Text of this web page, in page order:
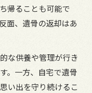
帰ることも可能で
面、遺骨の返却はあ
な供養や管理が行き
。一方、自宅で遺骨
い出を守り続けるこ